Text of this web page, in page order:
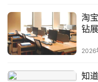
淘
钻
2026
知